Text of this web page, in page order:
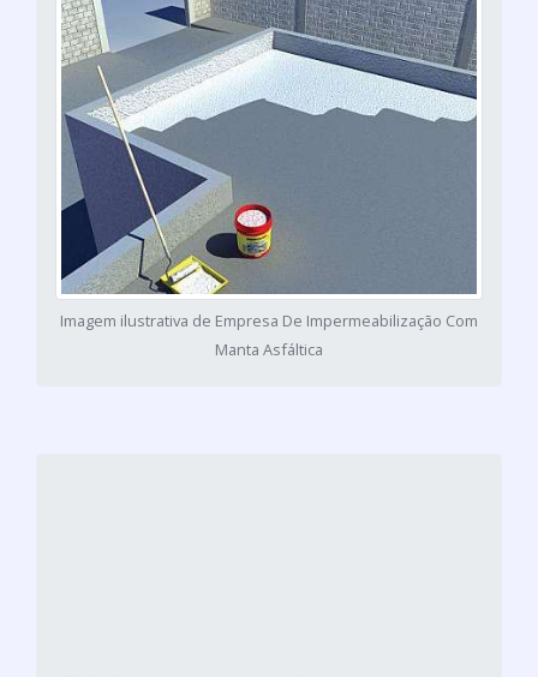
Imagem ilustrativa de Empresa De Impermeabilização Com
Manta Asfáltica